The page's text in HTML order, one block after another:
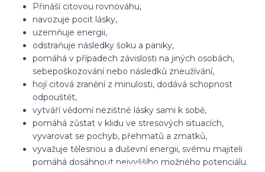
Přináší citovou rovnováhu,
navozuje pocit lásky,
uzemňuje energii,
odstraňuje následky šoku a paniky,
pomáhá v případech závislosti na jiných osobách,
sebepoškozování nebo následků zneužívání,
hojí citová zranění z minulosti, dodává schopnost
odpouštět,
vytváří vědomí nezištné lásky sami k sobě,
pomáhá zůstat v klidu ve stresových situacích,
vyvarovat se pochyb, přehmatů a zmatků,
vyvažuje tělesnou a duševní energii, svému majiteli
pomáhá dosáhnout nejvyššího možného potenciálu.